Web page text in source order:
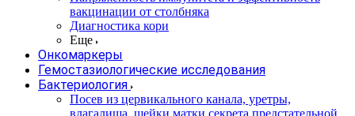
вакцинации от столбняка
Диагностика кори
Еще
Онкомаркеры
Гемостазиологические исследования
Бактериология
Посев из цервикального канала, уретры,
влагалища, шейки матки секрета предстательной